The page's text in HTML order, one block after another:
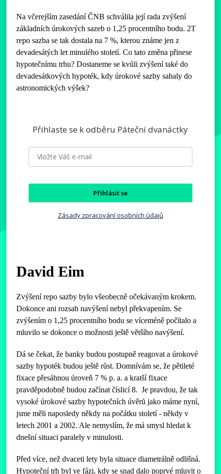
Na včerejším zasedání ČNB schválila její rada zvýšení
základních úrokových sazeb o 1,25 procentního bodu. 2T
repo sazba se tak dostala na 7 %, kterou známe jen z
devadesátých let minulého století. Co tato změna přinese
hypotečnímu trhu? Dostaneme se kvůli zvýšení také do
devadesátkových hypoték, kdy úrokové sazby sahaly do
astronomických výšek?
Přihlaste se k odběru Páteční dvanáctky
Přihlásit se
Zásady zpracování osobních údajů
David Eim
Zvýšení repo sazby bylo všeobecně očekávaným krokem.
Dokonce ani rozsah navýšení nebyl překvapením. Se
zvýšením o 1,25 procentního bodu se víceméně počítalo a
mluvilo se dokonce o možnosti ještě většího navýšení.
Dá se čekat, že banky budou postupně reagovat a úrokové
sazby hypoték budou ještě růst. Domnívám se, že pětileté
fixace přesáhnou úroveň 7 % p. a. a kratší fixace
pravděpodobně budou začínat číslicí 8. Je pravdou, že tak
vysoké úrokové sazby hypotečních úvěrů jako máme nyní,
jsme měli naposledy někdy na počátku století - někdy v
letech 2001 a 2002. Ale nemyslím, že má smysl hledat k
dnešní situaci paralely v minulosti.
Před více, než dvaceti lety byla situace diametrálně odlišná.
Hypoteční trh byl ve fázi, kdy se snad dalo poprvé mluvit o